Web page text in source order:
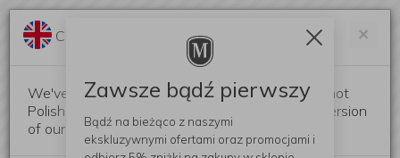
×
Change language?
We've detected that your browser language is not
Polish. Would you like to switch to the English version
of our website?
Zawsze bądź pierwszy
Bądź na bieżąco z naszymi
ekskluzywnymi ofertami oraz promocjami i